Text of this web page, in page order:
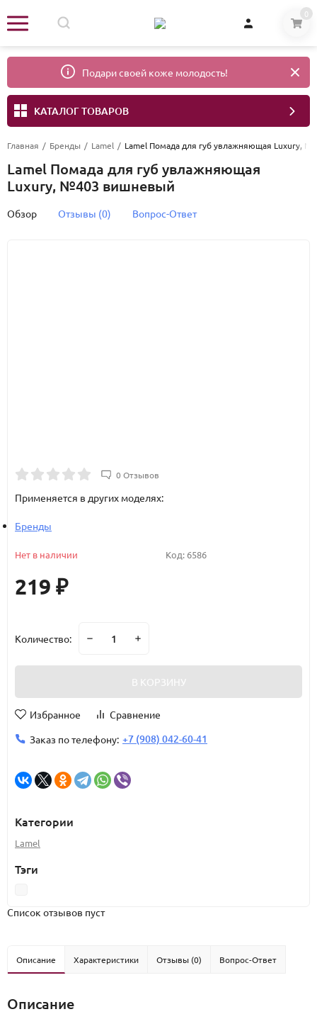
0
Подари своей коже молодость!
КАТАЛОГ ТОВАРОВ
Главная / Бренды / Lamel / Lamel Помада для губ увлажняющая Luxury,
Lamel Помада для губ увлажняющая
Luxury, №403 вишневый
Обзор Отзывы (0) Вопрос-Ответ
0 Отзывов
Применяется в других моделях:
Бренды
Нет в наличии Код: 6586
219 ₽
Количество:
В КОРЗИНУ
Избранное
Сравнение
Заказ по телефону: +7 (908) 042-60-41
Категории
Lamel
Тэги
Список отзывов пуст
Описание Характеристики Отзывы (0) Вопрос-Ответ
Описание